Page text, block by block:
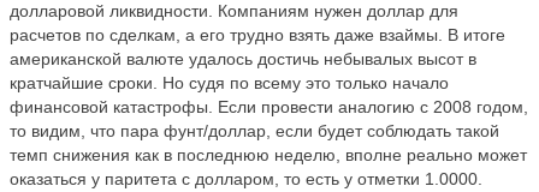
долларовой ликвидности. Компаниям нужен доллар для
расчетов по сделкам, а его трудно взять даже взаймы. В итоге
американской валюте удалось достичь небывалых высот в
кратчайшие сроки. Но судя по всему это только начало
финансовой катастрофы. Если провести аналогию с 2008 годом,
то видим, что пара фунт/доллар, если будет соблюдать такой
темп снижения как в последнюю неделю, вполне реально может
оказаться у паритета с долларом, то есть у отметки 1.0000.